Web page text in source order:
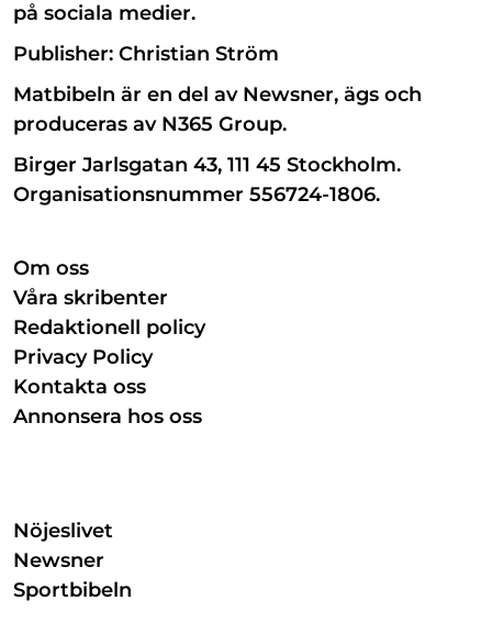
på sociala medier.
Publisher: Christian Ström
Matbibeln är en del av Newsner, ägs och
produceras av N365 Group.
Birger Jarlsgatan 43, 111 45 Stockholm.
Organisationsnummer 556724-1806.
Om oss
Våra skribenter
Redaktionell policy
Privacy Policy
Kontakta oss
Annonsera hos oss
Nöjeslivet
Newsner
Sportbibeln